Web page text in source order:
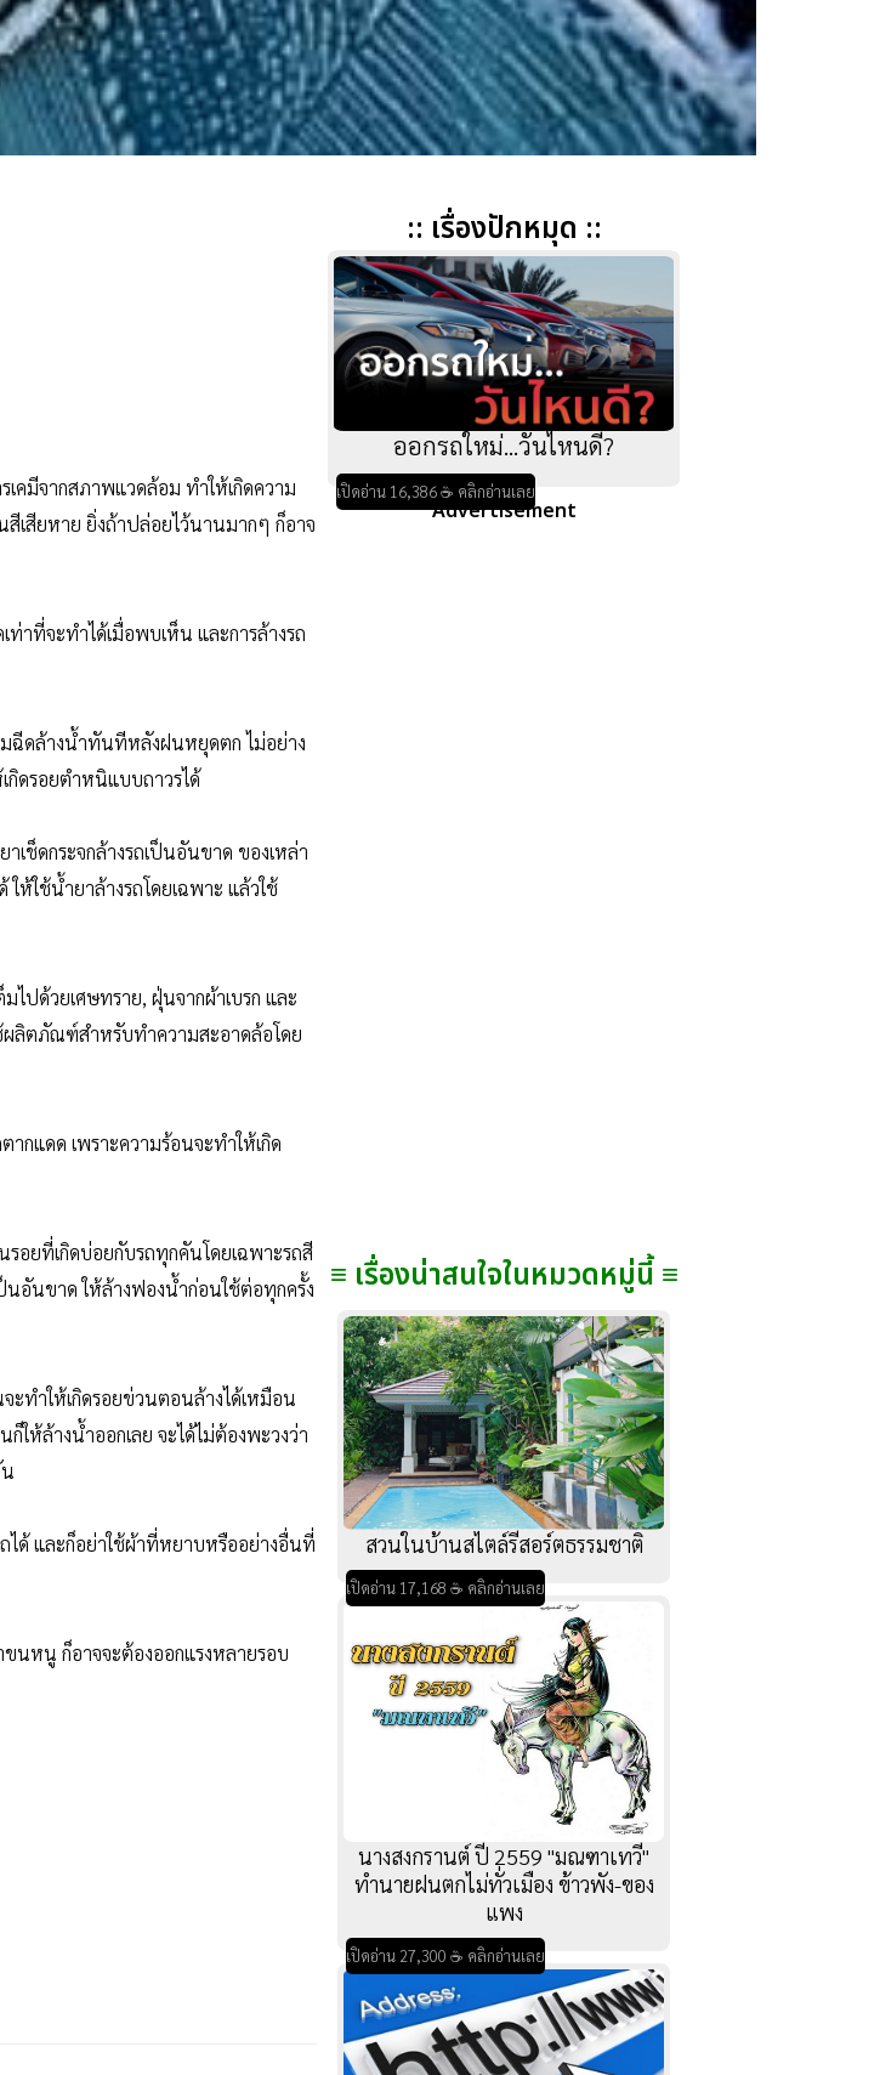
คมีจากสภาพแวดล้อม ทำให้เกิดความ
เสียหาย ยิ่งถ้าปล่อยไว้นานมากๆ ก็อาจ
ท่าที่จะทำได้เมื่อพบเห็น และการล้างรถ
มฉีดล้างน้ำทันทีหลังฝนหยุดตก ไม่อย่าง
กิดรอยตำหนิแบบถาวรได้
เช็ดกระจกล้างรถเป็นอันขาด ของเหล่า
ห้ใช้น้ำยาล้างรถโดยเฉพาะ แล้วใช้
ไปด้วยเศษทราย, ฝุ่นจากผ้าเบรก และ
ผลิตภัณฑ์สำหรับทำความสะอาดล้อโดย
กแดด เพราะความร้อนจะทำให้เกิด
รอยที่เกิดบ่อยกับรถทุกคันโดยเฉพาะรถสี
อันขาด ให้ล้างฟองน้ำก่อนใช้ต่อทุกครั้ง
ะทำให้เกิดรอยข่วนตอนล้างได้เหมือน
ให้ล้างน้ำออกเลย จะได้ไม่ต้องพะวงว่า
ได้ และก็อย่าใช้ผ้าที่หยาบหรืออย่างอื่นที่
นหนู ก็อาจจะต้องออกแรงหลายรอบ
:: เรื่องปักหมุด ::
ออกรถใหม่...วันไหนดี?
เปิดอ่าน 16,386 ☕ คลิกอ่านเลย
Advertisement
≡ เรื่องน่าสนใจในหมวดหมู่นี้ ≡
สวนในบ้านสไตล์รีสอร์ตธรรมชาติ
เปิดอ่าน 17,168 ☕ คลิกอ่านเลย
นางสงกรานต์ ปี 2559 "มณฑาเทวี"
ทำนายฝนตกไม่ทั่วเมือง ข้าวพัง-ของ
แพง
เปิดอ่าน 27,300 ☕ คลิกอ่านเลย